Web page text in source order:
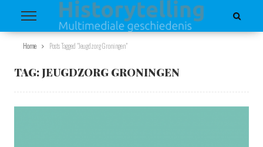
Home Posts Tagged "Jeugdzorg Groningen"
TAG: JEUGDZORG GRONINGEN